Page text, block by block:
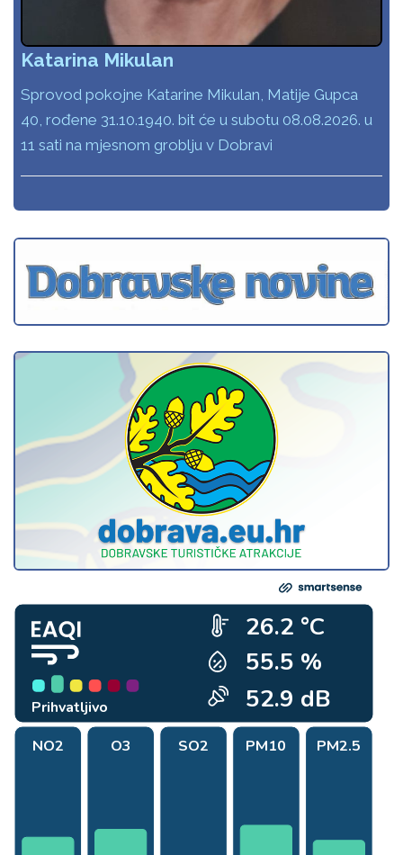
Katarina Mikulan
Sprovod pokojne Katarine Mikulan, Matije Gupca
40, rođene 31.10.1940. bit će u subotu 08.08.2026. u
11 sati na mjesnom groblju v Dobravi